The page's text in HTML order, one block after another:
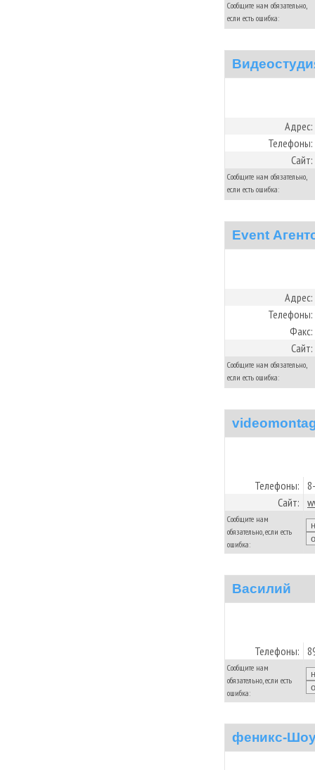
Сообщите нам обязательно,
если есть ошибка:
Адрес:
Телефоны:
Сайт:
Сообщите нам обязательно,
если есть ошибка:
Event
Адрес:
Телефоны:
Факс:
Сайт:
Сообщите нам обязательно,
если есть ошибка:
Телефоны:
Сайт:
Сообщите нам
обязательно, если есть
ошибка:
Василий
Телефоны:
Сообщите нам
обязательно, если есть
ошибка:
феникс-